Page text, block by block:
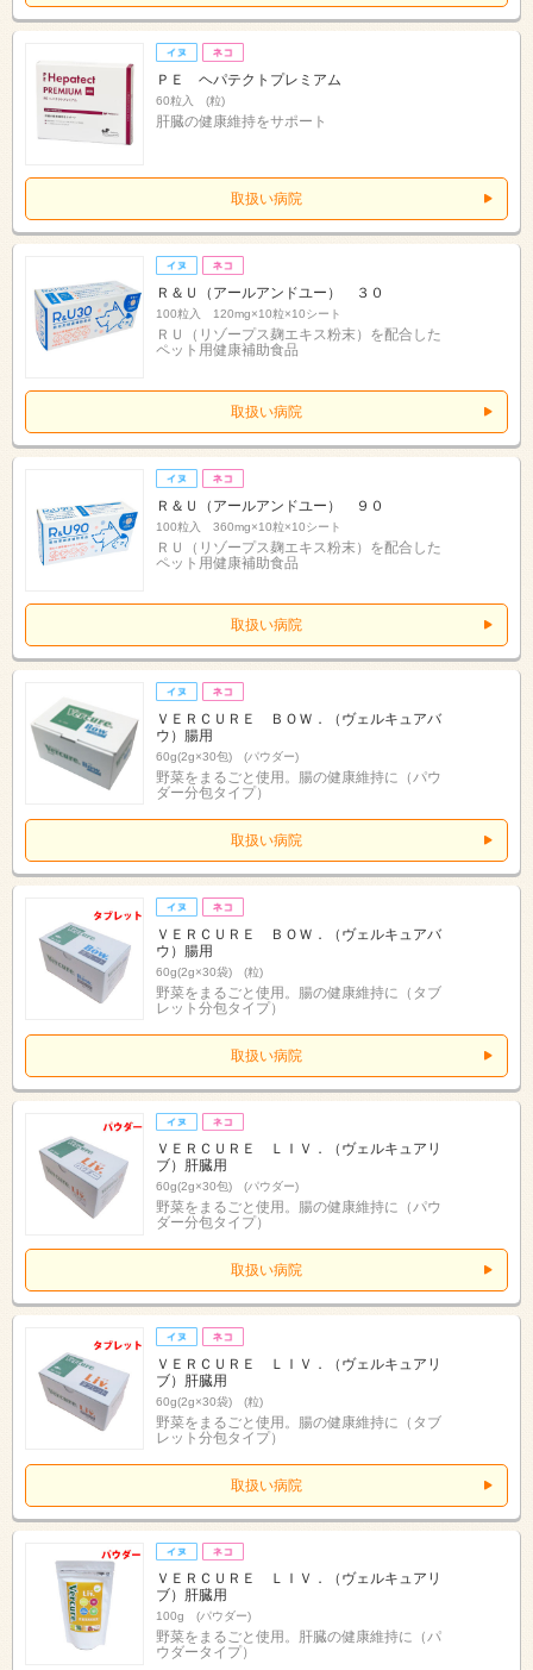
ＰＥ ヘパテクトプレミアム
60粒入 (粒)
肝臓の健康維持をサポート
取扱い病院
Ｒ＆Ｕ（アールアンドユー） ３０
100粒入 120mg×10粒×10シート
ＲＵ（リゾープス麹エキス粉末）を配合した
ペット用健康補助食品
取扱い病院
Ｒ＆Ｕ（アールアンドユー） ９０
100粒入 360mg×10粒×10シート
ＲＵ（リゾープス麹エキス粉末）を配合した
ペット用健康補助食品
取扱い病院
ＶＥＲＣＵＲＥ ＢＯＷ．（ヴェルキュアバ
ウ）腸用
60g(2g×30包) (パウダー)
野菜をまるごと使用。腸の健康維持に（パウ
ダー分包タイプ）
取扱い病院
ＶＥＲＣＵＲＥ ＢＯＷ．（ヴェルキュアバ
ウ）腸用
60g(2g×30袋) (粒)
野菜をまるごと使用。腸の健康維持に（タブ
レット分包タイプ）
取扱い病院
ＶＥＲＣＵＲＥ ＬＩＶ．（ヴェルキュアリ
ブ）肝臓用
60g(2g×30包) (パウダー)
野菜をまるごと使用。腸の健康維持に（パウ
ダー分包タイプ）
取扱い病院
ＶＥＲＣＵＲＥ ＬＩＶ．（ヴェルキュアリ
ブ）肝臓用
60g(2g×30袋) (粒)
野菜をまるごと使用。腸の健康維持に（タブ
レット分包タイプ）
取扱い病院
ＶＥＲＣＵＲＥ ＬＩＶ．（ヴェルキュアリ
ブ）肝臓用
100g (パウダー)
野菜をまるごと使用。肝臓の健康維持に（パ
ウダータイプ）